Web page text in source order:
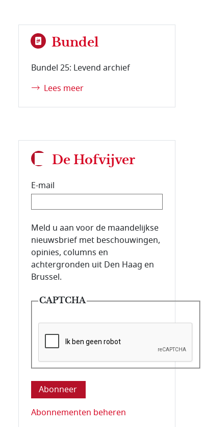
Bundel
Bundel 25: Levend archief
Lees meer
De Hofvijver
E-mail
E-mailadres van de abonnee.
Meld u aan voor de maandelijkse
nieuwsbrief met beschouwingen,
opinies, columns en
achtergronden uit Den Haag en
Brussel.
CAPTCHA
Deze vraag is om te controleren dat u
Abonnementen beheren